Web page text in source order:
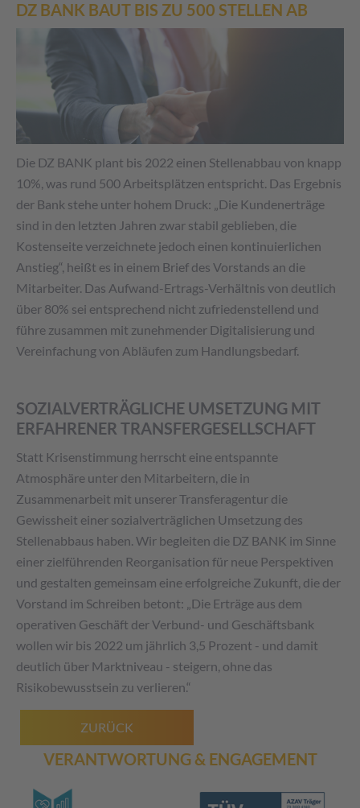
DZ BANK BAUT BIS ZU 500 STELLEN AB
Die DZ BANK plant bis 2022 einen Stellenabbau von knapp
10%, was rund 500 Arbeitsplätzen entspricht. Das Ergebnis
der Bank stehe unter hohem Druck: „Die Kundenerträge
sind in den letzten Jahren zwar stabil geblieben, die
Kostenseite verzeichnete jedoch einen kontinuierlichen
Anstieg“, heißt es in einem Brief des Vorstands an die
Mitarbeiter. Das Aufwand-Ertrags-Verhältnis von deutlich
über 80% sei entsprechend nicht zufriedenstellend und
führe zusammen mit zunehmender Digitalisierung und
Vereinfachung von Abläufen zum Handlungsbedarf.
SOZIALVERTRÄGLICHE UMSETZUNG MIT
ERFAHRENER TRANSFERGESELLSCHAFT
Statt Krisenstimmung herrscht eine entspannte
Atmosphäre unter den Mitarbeitern, die in
Zusammenarbeit mit unserer Transferagentur die
Gewissheit einer sozialverträglichen Umsetzung des
Stellenabbaus haben. Wir begleiten die DZ BANK im Sinne
einer zielführenden Reorganisation für neue Perspektiven
und gestalten gemeinsam eine erfolgreiche Zukunft, die der
Vorstand im Schreiben betont: „Die Erträge aus dem
operativen Geschäft der Verbund- und Geschäftsbank
wollen wir bis 2022 um jährlich 3,5 Prozent - und damit
deutlich über Marktniveau - steigern, ohne das
Risikobewusstsein zu verlieren.“
ZURÜCK
VERANTWORTUNG & ENGAGEMENT